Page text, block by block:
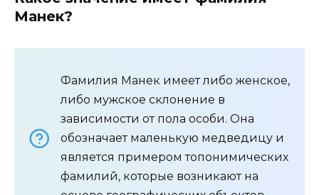
Манек?
Фамилия Манек имеет либо женское,
либо мужское склонение в
зависимости от пола особи. Она
обозначает маленькую медведицу и
является примером топонимических
фамилий, которые возникают на